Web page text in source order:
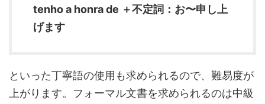
tenho a honra de ＋不定詞：お〜申し上
げます
といった丁寧語の使用も求められるので、難易度が
上がります。フォーマル文書を求められるのは中級